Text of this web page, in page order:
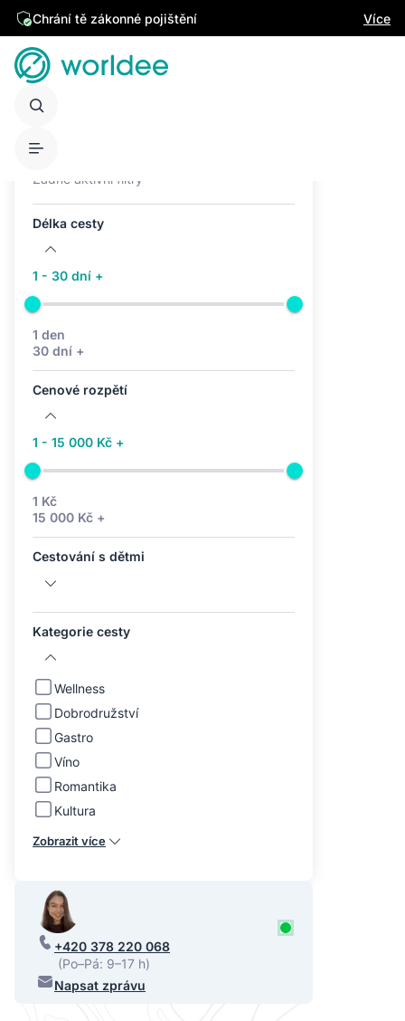
Chrání tě zákonné pojištění Více
Žádné aktivní filtry
Délka cesty
1 - 30 dní +
1 den
30 dní +
Cenové rozpětí
1 - 15 000 Kč +
1 Kč
15 000 Kč +
Cestování s dětmi
Kategorie cesty
Wellness
Dobrodružství
Gastro
Víno
Romantika
Kultura
Zobrazit více
+420 378 220 068
(Po–Pá: 9–17 h)
Napsat zprávu